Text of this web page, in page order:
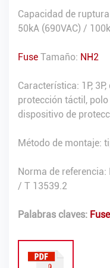
Capacidad de
50kA (690VAC) /
Fuse Tamaño: NH2
Característica: 1P,
protección táctil,
dispositivo de
Método de montaje:
Norma de
/ T 13539.2
Palabras claves: